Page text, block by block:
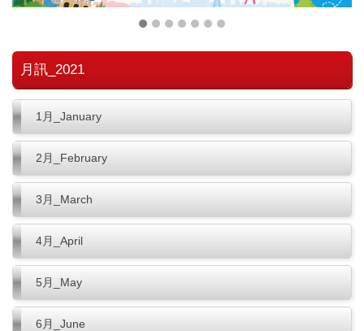
月訊_2021
1月_January
2月_February
3月_March
4月_April
5月_May
6月_June